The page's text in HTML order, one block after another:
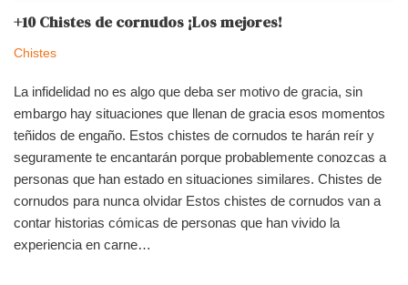
+10 Chistes de cornudos ¡Los mejores!
Chistes
La infidelidad no es algo que deba ser motivo de gracia, sin
embargo hay situaciones que llenan de gracia esos momentos
teñidos de engaño. Estos chistes de cornudos te harán reír y
seguramente te encantarán porque probablemente conozcas a
personas que han estado en situaciones similares. Chistes de
cornudos para nunca olvidar Estos chistes de cornudos van a
contar historias cómicas de personas que han vivido la
experiencia en carne…